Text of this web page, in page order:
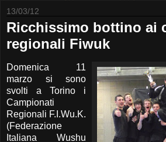
13/03/12
Ricchissimo bottino ai
regionali Fiwuk
Domenica 11
marzo si sono
svolti a Torino i
Campionati
Regionali F.I.Wu.K.
(Federazione
Italiana Wushu